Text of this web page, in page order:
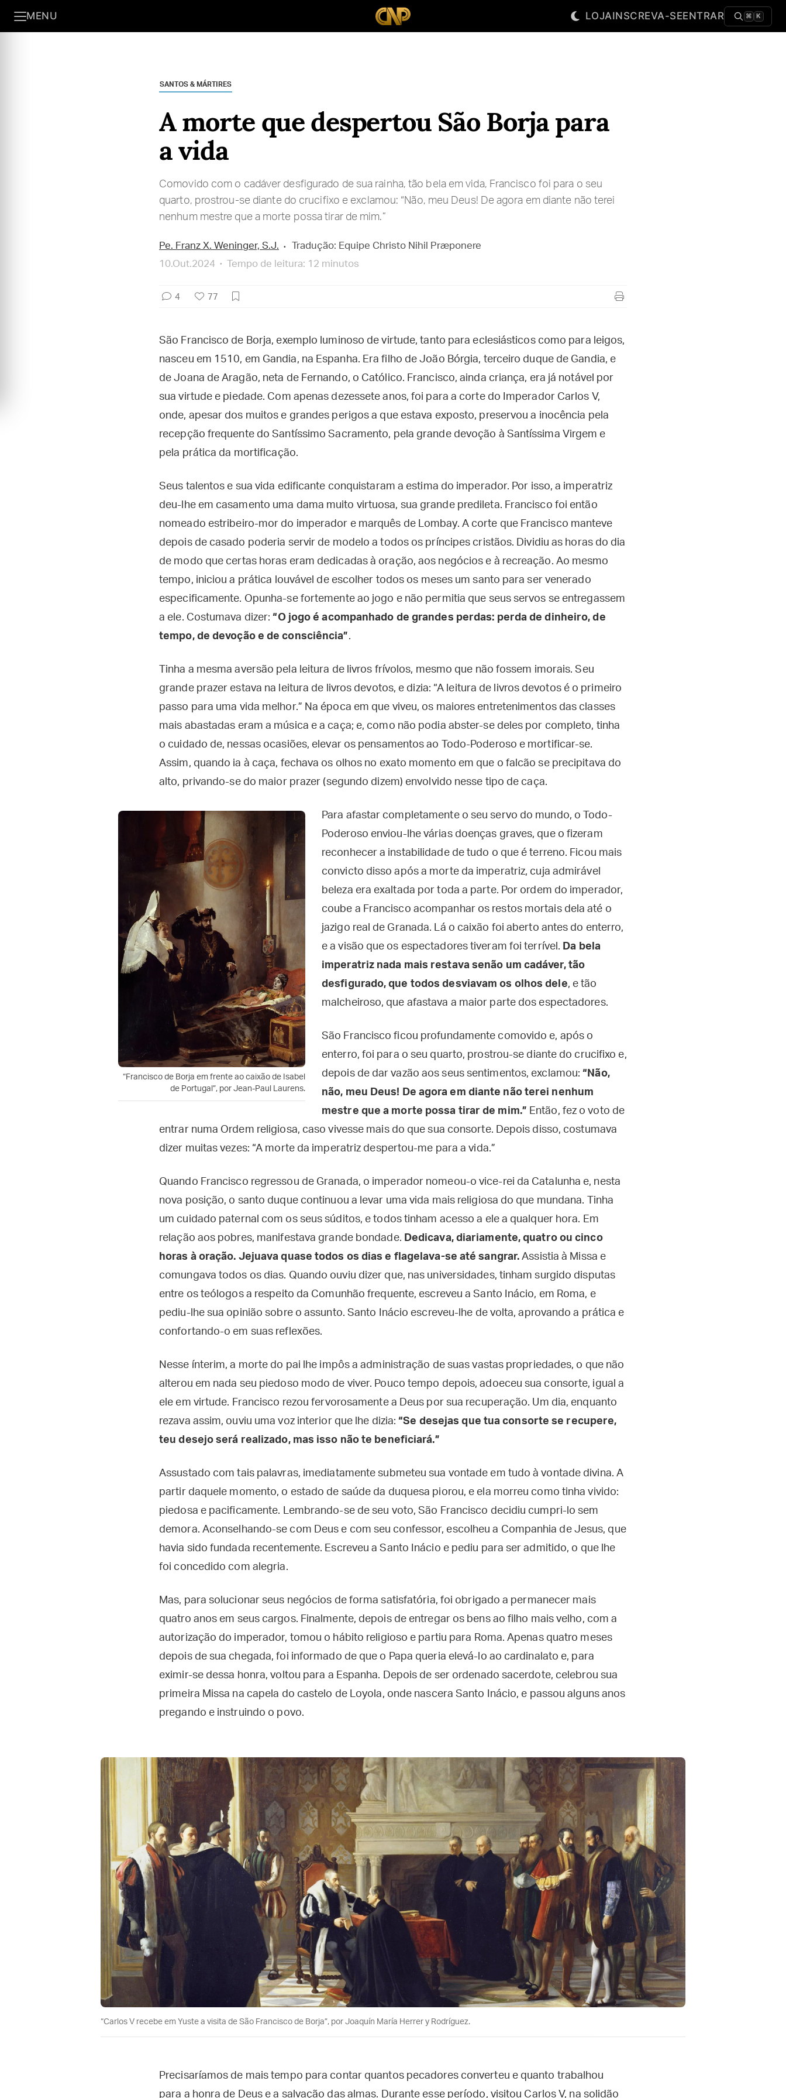
MENU LOJAINSCREVA-SEENTRAR ⌘ K
SANTOS & MÁRTIRES
A morte que despertou São Borja para
a vida
Comovido com o cadáver desfigurado de sua rainha, tão bela em vida, Francisco foi para o seu
quarto, prostrou-se diante do crucifixo e exclamou: “Não, meu Deus! De agora em diante não terei
nenhum mestre que a morte possa tirar de mim.”
Pe. Franz X. Weninger, S.J.
Tradução: Equipe Christo Nihil Præponere
10.Out.2024
Tempo de leitura: 12 minutos
4 77
São Francisco de Borja, exemplo luminoso de virtude, tanto para eclesiásticos como para leigos,
nasceu em 1510, em Gandia, na Espanha. Era filho de João Bórgia, terceiro duque de Gandia, e
de Joana de Aragão, neta de Fernando, o Católico. Francisco, ainda criança, era já notável por
sua virtude e piedade. Com apenas dezessete anos, foi para a corte do Imperador Carlos V,
onde, apesar dos muitos e grandes perigos a que estava exposto, preservou a inocência pela
recepção frequente do Santíssimo Sacramento, pela grande devoção à Santíssima Virgem e
pela prática da mortificação.
Seus talentos e sua vida edificante conquistaram a estima do imperador. Por isso, a imperatriz
deu-lhe em casamento uma dama muito virtuosa, sua grande predileta. Francisco foi então
nomeado estribeiro-mor do imperador e marquês de Lombay. A corte que Francisco manteve
depois de casado poderia servir de modelo a todos os príncipes cristãos. Dividiu as horas do dia
de modo que certas horas eram dedicadas à oração, aos negócios e à recreação. Ao mesmo
tempo, iniciou a prática louvável de escolher todos os meses um santo para ser venerado
especificamente. Opunha-se fortemente ao jogo e não permitia que seus servos se entregassem
a ele. Costumava dizer:“O jogo é acompanhado de grandes perdas: perda de dinheiro, de
tempo, de devoção e de consciência”.
Tinha a mesma aversão pela leitura de livros frívolos, mesmo que não fossem imorais. Seu
grande prazer estava na leitura de livros devotos, e dizia: “A leitura de livros devotos é o primeiro
passo para uma vida melhor.” Na época em que viveu, os maiores entretenimentos das classes
mais abastadas eram a música e a caça; e, como não podia abster-se deles por completo, tinha
o cuidado de, nessas ocasiões, elevar os pensamentos ao Todo-Poderoso e mortificar-se.
Assim, quando ia à caça, fechava os olhos no exato momento em que o falcão se precipitava do
alto, privando-se do maior prazer (segundo dizem) envolvido nesse tipo de caça.
“Francisco de Borja em frente ao caixão de Isabel
de Portugal”, por Jean-Paul Laurens.
Para afastar completamente o seu servo do mundo, o Todo-
Poderoso enviou-lhe várias doenças graves, que o fizeram
reconhecer a instabilidade de tudo o que é terreno. Ficou mais
convicto disso após a morte da imperatriz, cuja admirável
beleza era exaltada por toda a parte. Por ordem do imperador,
coube a Francisco acompanhar os restos mortais dela até o
jazigo real de Granada. Lá o caixão foi aberto antes do enterro,
e a visão que os espectadores tiveram foi terrível. Da bela
imperatriz nada mais restava senão um cadáver, tão
desfigurado, que todos desviavam os olhos dele, e tão
malcheiroso, que afastava a maior parte dos espectadores.
São Francisco ficou profundamente comovido e, após o
enterro, foi para o seu quarto, prostrou-se diante do crucifixo e,
depois de dar vazão aos seus sentimentos, exclamou:“Não,
não, meu Deus! De agora em diante não terei nenhum
mestre que a morte possa tirar de mim.” Então, fez o voto de
entrar numa Ordem religiosa, caso vivesse mais do que sua consorte. Depois disso, costumava
dizer muitas vezes: “A morte da imperatriz despertou-me para a vida.”
Quando Francisco regressou de Granada, o imperador nomeou-o vice-rei da Catalunha e, nesta
nova posição, o santo duque continuou a levar uma vida mais religiosa do que mundana. Tinha
um cuidado paternal com os seus súditos, e todos tinham acesso a ele a qualquer hora. Em
relação aos pobres, manifestava grande bondade. Dedicava, diariamente, quatro ou cinco
horas à oração. Jejuava quase todos os dias e flagelava-se até sangrar. Assistia à Missa e
comungava todos os dias. Quando ouviu dizer que, nas universidades, tinham surgido disputas
entre os teólogos a respeito da Comunhão frequente, escreveu a Santo Inácio, em Roma, e
pediu-lhe sua opinião sobre o assunto. Santo Inácio escreveu-lhe de volta, aprovando a prática e
confortando-o em suas reflexões.
Nesse ínterim, a morte do pai lhe impôs a administração de suas vastas propriedades, o que não
alterou em nada seu piedoso modo de viver. Pouco tempo depois, adoeceu sua consorte, igual a
ele em virtude. Francisco rezou fervorosamente a Deus por sua recuperação. Um dia, enquanto
rezava assim, ouviu uma voz interior que lhe dizia:“Se desejas que tua consorte se recupere,
teu desejo será realizado, mas isso não te beneficiará.”
Assustado com tais palavras, imediatamente submeteu sua vontade em tudo à vontade divina. A
partir daquele momento, o estado de saúde da duquesa piorou, e ela morreu como tinha vivido:
piedosa e pacificamente. Lembrando-se de seu voto, São Francisco decidiu cumpri-lo sem
demora. Aconselhando-se com Deus e com seu confessor, escolheu a Companhia de Jesus, que
havia sido fundada recentemente. Escreveu a Santo Inácio e pediu para ser admitido, o que lhe
foi concedido com alegria.
Mas, para solucionar seus negócios de forma satisfatória, foi obrigado a permanecer mais
quatro anos em seus cargos. Finalmente, depois de entregar os bens ao filho mais velho, com a
autorização do imperador, tomou o hábito religioso e partiu para Roma. Apenas quatro meses
depois de sua chegada, foi informado de que o Papa queria elevá-lo ao cardinalato e, para
eximir-se dessa honra, voltou para a Espanha. Depois de ser ordenado sacerdote, celebrou sua
primeira Missa na capela do castelo de Loyola, onde nascera Santo Inácio, e passou alguns anos
pregando e instruindo o povo.
“Carlos V recebe em Yuste a visita de São Francisco de Borja”, por Joaquín María Herrer y Rodríguez.
Precisaríamos de mais tempo para contar quantos pecadores converteu e quanto trabalhou
para a honra de Deus e a salvação das almas. Durante esse período, visitou Carlos V, na solidão